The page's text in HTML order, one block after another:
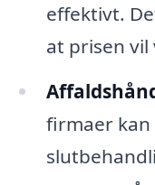
effektivt.
at prisen
firmaer